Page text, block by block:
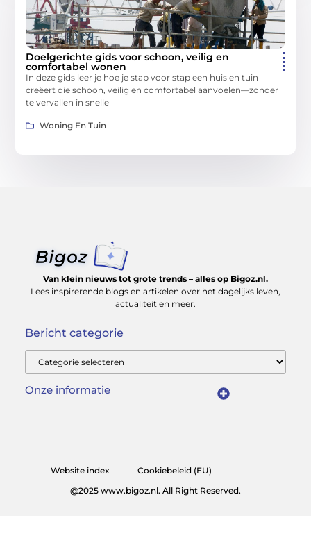
Doelgerichte gids voor schoon, veilig en
comfortabel wonen
In deze gids leer je hoe je stap voor stap een huis en tuin
creëert die schoon, veilig en comfortabel aanvoelen—zonder
te vervallen in snelle
Woning En Tuin
Van klein nieuws tot grote trends – alles op Bigoz.nl.
Lees inspirerende blogs en artikelen over het dagelijks leven,
actualiteit en meer.
Bericht categorie
Onze informatie
Website index
Cookiebeleid (EU)
@2025 www.bigoz.nl. All Right Reserved.